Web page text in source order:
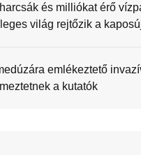
és milliókat érő
világ rejtőzik a
emlékeztető
a kutatók